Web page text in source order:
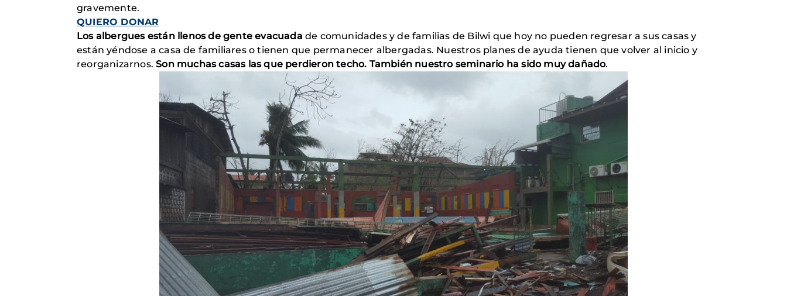
gravemente.
QUIERO DONAR
Los albergues están llenos de gente evacuada de comunidades y de familias de Bilwi que hoy no pueden regresar a sus casas y
están yéndose a casa de familiares o tienen que permanecer albergadas. Nuestros planes de ayuda tienen que volver al inicio y
reorganizarnos.Son muchas casas las que perdieron techo. También nuestro seminario ha sido muy dañado.